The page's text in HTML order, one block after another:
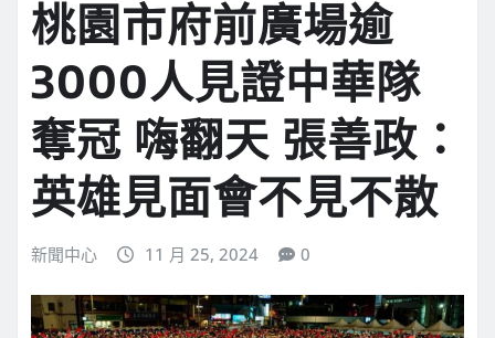
桃園市府前廣場逾
3000人見證中華隊
奪冠 嗨翻天 張善政：
英雄見面會不見不散
新聞中心 11 月 25, 2024 0